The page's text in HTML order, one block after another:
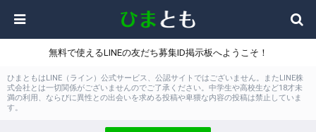
無料で使えるLINEの友だち募集ID掲示板へようこそ！
ひまともはLINE（ライン）公式サービス、公認サイトではございません。またLINE株
式会社とは一切関係がございませんのでご了承ください。中学生や高校生など18才未
満の利用、ならびに異性との出会いを求める投稿や卑猥な内容の投稿は禁止していま
す。